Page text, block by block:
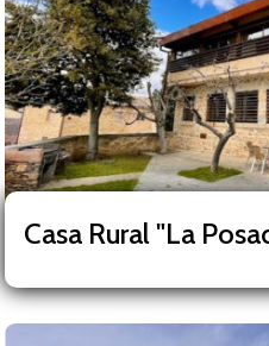
Casa Rural "La